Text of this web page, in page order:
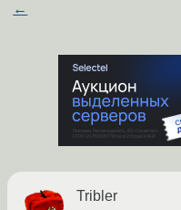
←
Tribler